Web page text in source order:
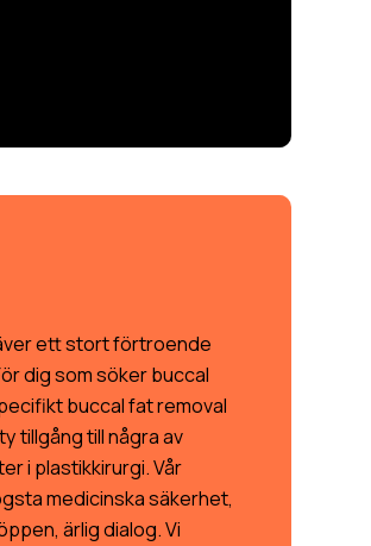
ett stort förtroende
dig som söker buccal
buccal fat removal
tillgång till några av
i plastikkirurgi. Vår
medicinska säkerhet,
ärlig dialog. Vi